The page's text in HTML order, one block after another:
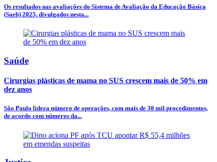
Os resultados nas avaliações do Sistema de Avaliação da Educação Básica
(Saeb) 2025, divulgados nesta...
Saúde
Cirurgias plásticas de mama no SUS crescem mais de 50% em
dez anos
São Paulo lidera número de operações, com mais de 30 mil procedimentos,
de acordo com números da...